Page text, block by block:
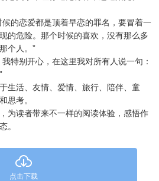
的恋爱都是顶着早恋的罪名，要冒着一
的危险。那个时候的喜欢，没有那么多
个人。”
特别开心，在这里我对所有人说一句：
生活、友情、爱情、旅行、陪伴、童
思考。
为读者带来不一样的阅读体验，感悟作
。
点击下载